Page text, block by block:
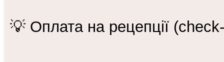
💡 Оплата на рецепції